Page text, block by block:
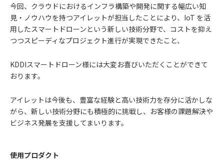
今回、クラウドにおけるインフラ構築や開発に関する幅広い知
見・ノウハウを持つアイレットが担当したことにより、IoT を活
用したスマートドローンという新しい技術分野で、コストを抑え
つつスピーディなプロジェクト進行が実現できたこと、
KDDIスマートドローン様には大変お喜びいただくことができて
おります。
アイレットは今後も、豊富な経験と高い技術力を存分に活かしな
がら、新しい技術分野にも積極的に挑戦し、お客様の課題解決や
ビジネス発展を支援してまいります。
使用プロダクト